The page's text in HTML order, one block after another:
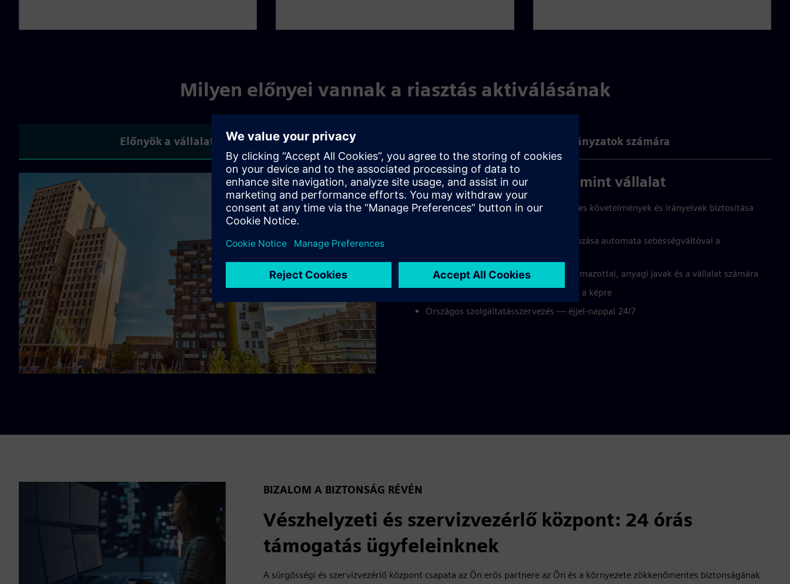
Milyen előnyei vannak a riasztás aktiválásának
Előnyök a vállalatok számára Előnyök az önkormányzatok számára
Előnyök az Ön számára, mint vállalat
Költséghatékony megoldás a szükséges követelmények és irányelvek biztosítása
Azonnali fellépés és károsodás korlátozása automata sebességváltóval a
A lehető legjobb védelem a saját alkalmazottai, anyagi javak és a vállalat számára
A felelősségtudat pozitív hatással van a képre
Országos szolgáltatásszervezés — éjjel-nappal 24/7
BIZALOM A BIZTONSÁG RÉVÉN
Vészhelyzeti és szervizvezérlő központ: 24 órás
támogatás ügyfeleinknek
A sürgősségi és szervizvezérlő központ csapata az Ön erős partnere az Ön és a környezete zökkenőmentes biztonságának